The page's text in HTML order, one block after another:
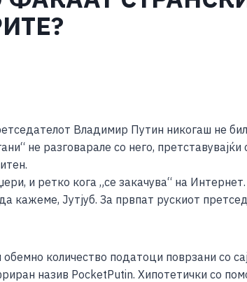
Владимир Путин никогаш не
не разговарале со него,
и ретко кога „се закачува“ на
кажеме, Јутјуб. За првпат рускиот
количество податоци поврзани со
назив PocketPutin. Хипотетички со